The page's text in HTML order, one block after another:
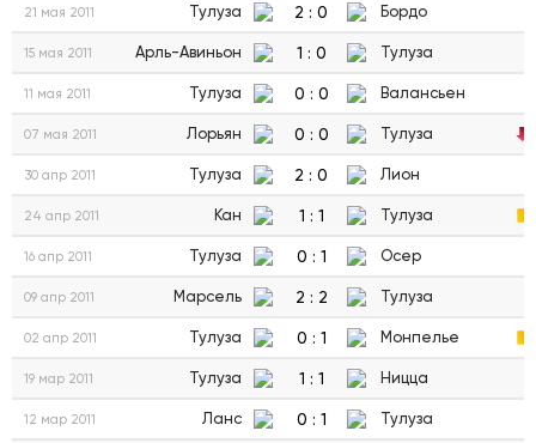
21 мая 2011 Тулуза 2 : 0 Бордо
15 мая 2011 Арль-Авиньон 1 : 0 Тулуза
11 мая 2011 Тулуза 0 : 0 Валансьен
07 мая 2011 Лорьян 0 : 0 Тулуза
30 апр 2011 Тулуза 2 : 0 Лион
24 апр 2011 Кан 1 : 1 Тулуза
16 апр 2011 Тулуза 0 : 1 Осер
09 апр 2011 Марсель 2 : 2 Тулуза
02 апр 2011 Тулуза 0 : 1 Монпелье
19 мар 2011 Тулуза 1 : 1 Ницца
12 мар 2011 Ланс 0 : 1 Тулуза